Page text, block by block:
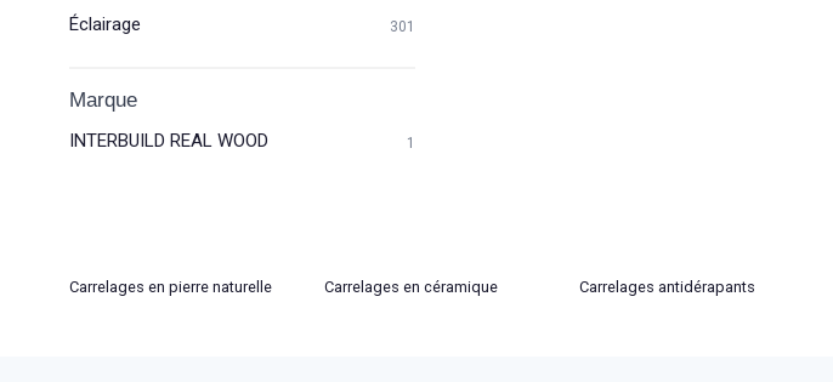
Éclairage 301
Marque
INTERBUILD REAL WOOD 1
Carrelages en pierre naturelle Carrelages en céramique Carrelages antidérapants